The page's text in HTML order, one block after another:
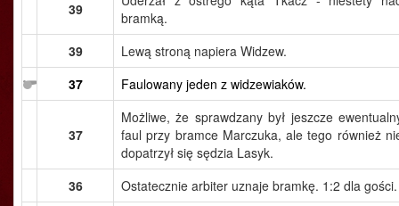
39
bramką.
39
Lewą stroną napiera Widzew.
37
Faulowany jeden z widzewiaków.
37
Możliwe, że sprawdzany był jeszcze
faul przy bramce Marczuka, ale tego również
dopatrzył się sędzia Lasyk.
36
Ostatecznie arbiter uznaje bramkę. 1:2 dla gości.